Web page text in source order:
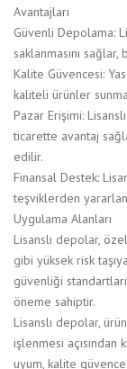
Avantajları
Güvenli Depolama:
saklanmasını
Kalite Güvencesi:
kaliteli ürünler
Pazar Erişimi:
ticarette avantaj
edilir.
Finansal Destek:
teşviklerden
Uygulama Alanları
Lisanslı depolar,
gibi yüksek risk
güvenliği
öneme sahiptir.
Lisanslı depolar,
işlenmesi
uyum, kalite